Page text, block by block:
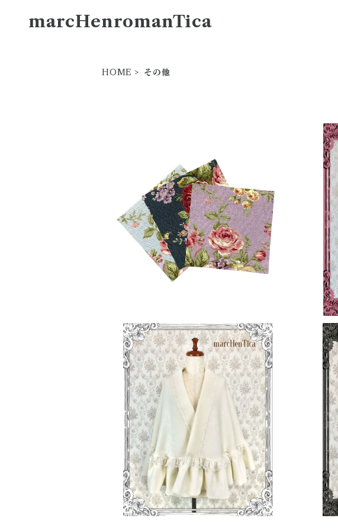
marcHenromanTica
HOME その他
生地サンプル
¥1,000
【再入荷】大和撫子フリルショール
¥17,000
SOLD OUT
は